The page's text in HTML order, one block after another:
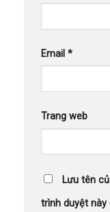
Email *
Trang web
Lưu tên
trình duyệt này